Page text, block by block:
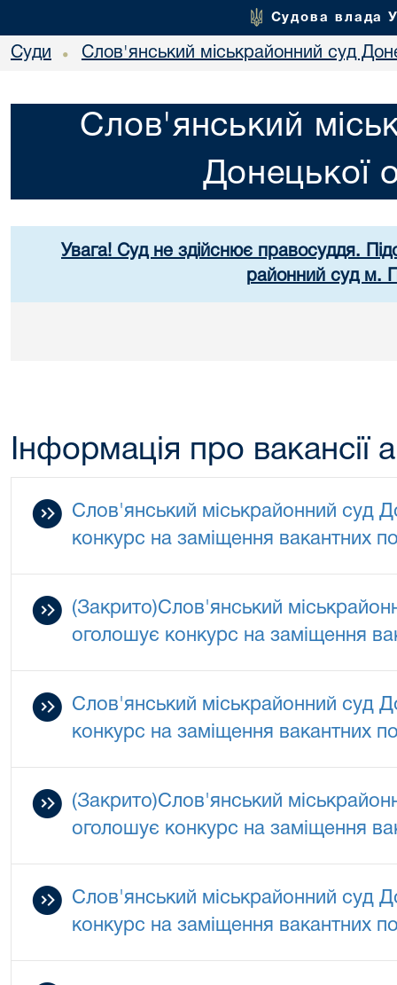
Судова влада
Суди • Слов'янський міськрайонний суд
Слов'янський
Донецької
Увага! Суд не здійснює правосуддя.
районний суд м.
Інформація про вакансії
Слов'янський міськрайонний суд
конкурс на заміщення вакантних
(Закрито)Слов'янський
оголошує конкурс на заміщення
Слов'янський міськрайонний суд
конкурс на заміщення вакантних
(Закрито)Слов'янський
оголошує конкурс на заміщення
Слов'янський міськрайонний суд
конкурс на заміщення вакантних